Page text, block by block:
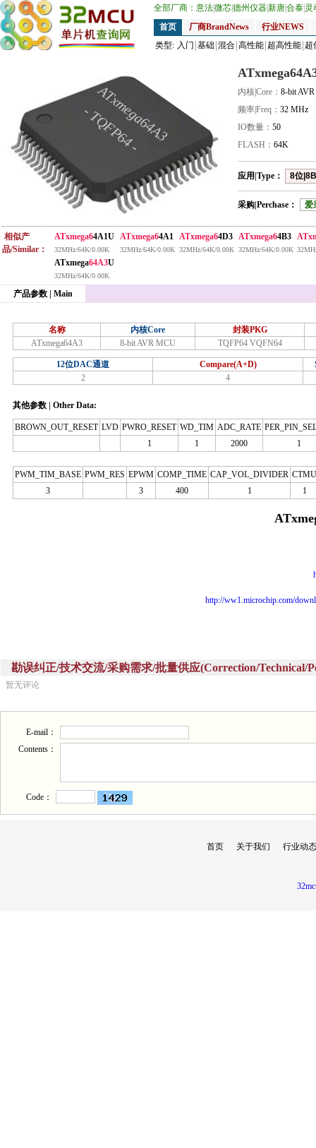
全部厂商： 意法微芯德州仪器新唐合泰 灵
首页
厂商BrandNews
行业NEWS
类型: 入门 基础 混合 高性能 超高性能 超
ATxmega64A3
- TQFP64 -
内核|Core： 8-bit
频率|Freq： 32 MHz
IO数量： 50
FLASH： 64K
应用|Type： 8位
采购|Perchase： 爱
相似产
品/Similar：
ATxmega64A1U
32MHz/64K/0.00K
ATxmega64A1
32MHz/64K/0.00K
ATxmega64D3
32MHz/64K/0.00K
ATxmega64B3
32MHz/64K/0.00K
ATxmega64A3U
32MHz/64K/0.00K
产品参数 | Main
名称 内核Core
封装PKG
ATxmega64A3
8-bit AVR MCU TQFP64 VQFN64
12位DAC通道 Compare(A+D)
2
4
其他参数 | Other Data:
BROWN_OUT_RESET LVD PWRO_RESET WD_TIM ADC_RATE
1
1 2000 1
PWM_TIM_BASE PWM_RES EPWM COMP_TIME CAP_VOL_DIVIDER CTMU
3
3 400 1 1
http://ww1.microchip.com/
勘误纠正/技术交流/采购需求/批量供应(Correction/Technical/
暂无评论
E-mail：
Contents：
Code：
首页 关于我们 行业动态